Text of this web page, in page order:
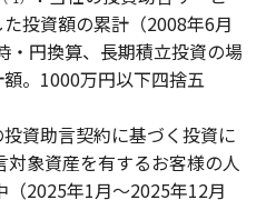
投資額の累計（2008年6月
・円換算、長期積立投資の場
。1000万円以下四捨五
投資助言契約に基づく投資に
象資産を有するお客様の人
2025年1月～2025年12月